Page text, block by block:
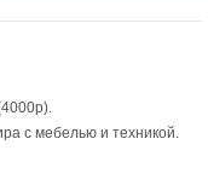
с мебелью и техникой.